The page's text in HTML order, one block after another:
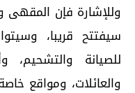
وللإشارة فإن المقهى
سيفتتح قريبا،
للصيانة والتشحيم،
والعائلات، ومواقع